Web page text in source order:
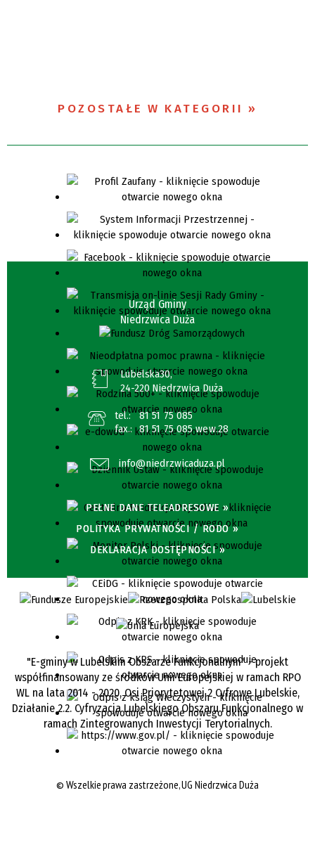
POZOSTAŁE W KATEGORII
Urząd Gminy
Niedrzwica Duża
Lubelska30,
24-220 Niedrzwica Duża
tel.:
81 51 75 085
fax.:
81 51 75 085 wew.28
info@niedrzwicaduza.pl
PEŁNE DANE TELEADRESOWE »
POLITYKA PRYWATNOŚCI / RODO »
DEKLARACJA DOSTĘPNOŚCI »
"E-gminy w Lubelskim Obszarze Funkcjonalnym" - projekt
współfinansowany ze środków Unii Europejskiej w ramach RPO
WL na lata 2014 - 2020, Osi Priorytetowej 2 Cyfrowe Lubelskie,
Działanie 2.2. Cyfryzacja Lubelskiego Obszaru Funkcjonalnego w
ramach Zintegrowanych Inwestycji Terytorialnych.
©Wszelkie prawa zastrzeżone, UG Niedrzwica Duża